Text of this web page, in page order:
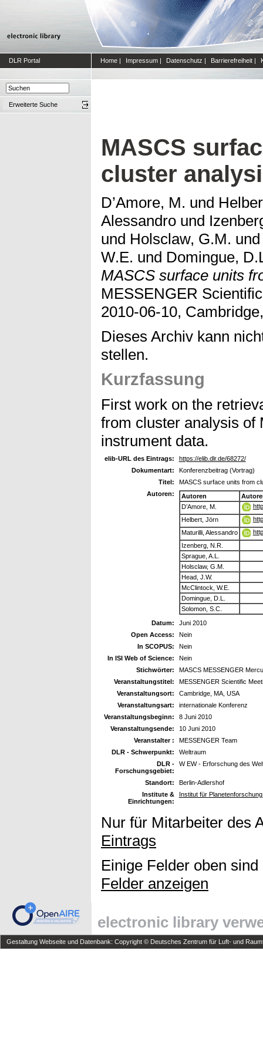
DLR Portal Home | Impressum | Datenschutz | Barrierefreiheit |
Erweiterte Suche
MASCS
cluster
D’Amore, M. und
Alessandro und
und Holsclaw, G.M.
W.E. und Domingue,
MASCS surface units
MESSENGER
2010-06-10,
Dieses Archiv kann
stellen.
Kurzfassung
First work on the
from cluster analysis of
instrument data.
elib-URL des Eintrags:
https://elib.dlr.de/68272/
Dokumentart:
Konferenzbeitrag (Vortrag)
Titel:
MASCS surface units from
Autoren:
Autoren
D’Amore, M.
Helbert, Jörn
Maturilli, Alessandro
Izenberg, N.R.
Sprague, A.L.
Holsclaw, G.M.
Head, J.W.
McClintock, W.E.
Domingue, D.L.
Solomon, S.C.
Datum:
Juni 2010
Open Access:
Nein
In SCOPUS:
Nein
In ISI Web of Science:
Nein
Stichwörter:
MASCS MESSENGER
Veranstaltungstitel:
MESSENGER Scientific
Veranstaltungsort:
Cambridge, MA, USA
Veranstaltungsart:
internationale Konferenz
Veranstaltungsbeginn:
8 Juni 2010
Veranstaltungsende:
10 Juni 2010
Veranstalter :
MESSENGER Team
DLR - Schwerpunkt:
Weltraum
DLR -
Forschungsgebiet:
W EW - Erforschung des
Standort:
Berlin-Adlershof
Institute &
Einrichtungen:
Institut für
Nur für Mitarbeiter des
Eintrags
Einige Felder oben
Felder anzeigen
electronic library
Gestaltung Webseite und Datenbank: Copyright © Deutsches Zentrum für Luft- und